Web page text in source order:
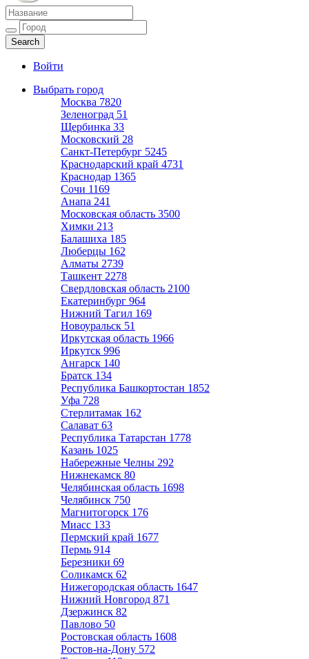
Все кафе города
Каталог хороших кафе
Войти
Выбрать город
Москва 7820
Зеленоград 51
Щербинка 33
Московский 28
Санкт-Петербург 5245
Краснодарский край 4731
Краснодар 1365
Сочи 1169
Анапа 241
Московская область 3500
Химки 213
Балашиха 185
Люберцы 162
Алматы 2739
Ташкент 2278
Свердловская область 2100
Екатеринбург 964
Нижний Тагил 169
Новоуральск 51
Иркутская область 1966
Иркутск 996
Ангарск 140
Братск 134
Республика Башкортостан 1852
Уфа 728
Стерлитамак 162
Салават 63
Республика Татарстан 1778
Казань 1025
Набережные Челны 292
Нижнекамск 80
Челябинская область 1698
Челябинск 750
Магнитогорск 176
Миасс 133
Пермский край 1677
Пермь 914
Березники 69
Соликамск 62
Нижегородская область 1647
Нижний Новгород 871
Дзержинск 82
Павлово 50
Ростовская область 1608
Ростов-на-Дону 572